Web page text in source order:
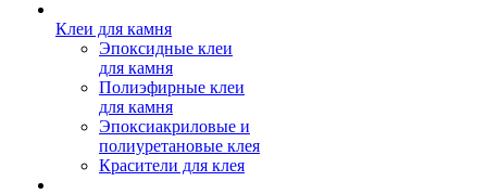
Клеи для камня
Эпоксидные клеи
для камня
Полиэфирные клеи
для камня
Эпоксиакриловые и
полиуретановые клея
Красители для клея